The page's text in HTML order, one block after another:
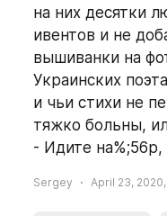
на них десятки
ивентов и не
вышиванки на
Украинских
и чьи стихи не
тяжко больны,
- Идите
Sergey April 23,